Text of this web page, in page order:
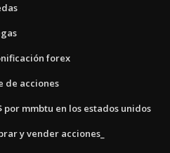
forex
de acciones
mmbtu en los estados unidos
y vender acciones_